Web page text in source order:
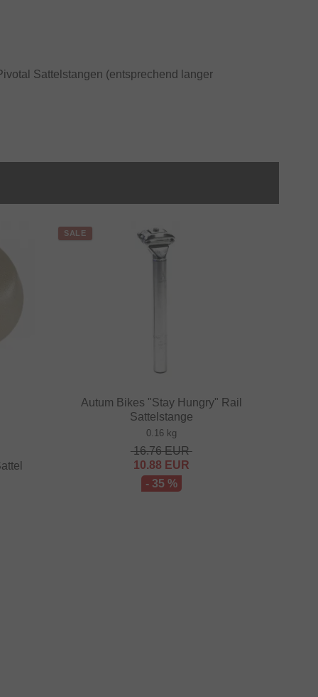
Sattelstangen (entsprechend langer
SALE
Autum Bikes "Stay Hungry" Rail
Sattelstange
0.16 kg
16.76EUR
10.88 EUR
- 35 %